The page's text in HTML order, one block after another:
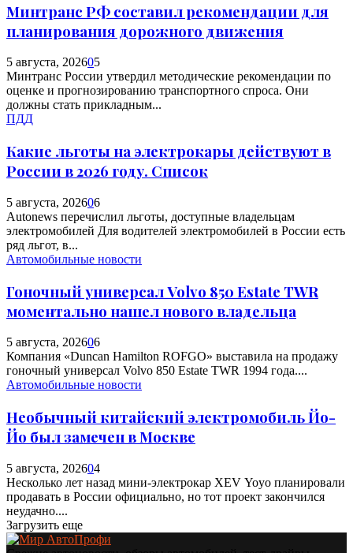
Минтранс РФ составил рекомендации для
планирования дорожного движения
5 августа, 202605
Минтранс России утвердил методические рекомендации по
оценке и прогнозированию транспортного спроса. Они
должны стать прикладным...
ПДД
Какие льготы на электрокары действуют в
России в 2026 году. Список
5 августа, 202606
Autonews перечислил льготы, доступные владельцам
электромобилей Для водителей электромобилей в России есть
ряд льгот, в...
Автомобильные новости
Гоночный универсал Volvo 850 Estate TWR
моментально нашел нового владельца
5 августа, 202606
Компания «Duncan Hamilton ROFGO» выставила на продажу
гоночный универсал Volvo 850 Estate TWR 1994 года....
Автомобильные новости
Необычный китайский электромобиль Йо-
Йо был замечен в Москве
5 августа, 202604
Несколько лет назад мини-электрокар XEV Yoyo планировали
продавать в России официально, но тот проект закончился
неудачно....
Загрузить еще